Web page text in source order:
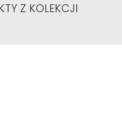
Z KOLEKCJI